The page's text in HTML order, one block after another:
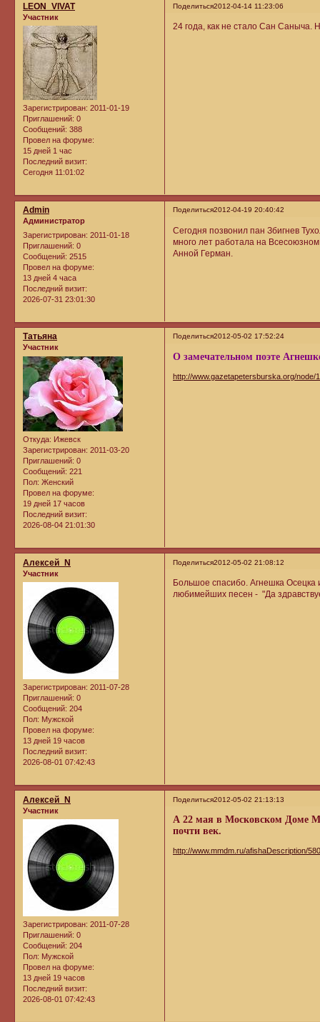
Поделиться2012-04-14 11:23:06
LEON_VIVAT
Участник
Зарегистрирован: 2011-01-19
Приглашений: 0
Сообщений: 388
Провел на форуме:
15 дней 1 час
Последний визит:
Сегодня 11:01:02
24 года, как не стало Сан Саныча.
Поделиться2012-04-19 20:40:42
Admin
Администратор
Зарегистрирован: 2011-01-18
Приглашений: 0
Сообщений: 2515
Провел на форуме:
13 дней 4 часа
Последний визит:
2026-07-31 23:01:30
Сегодня позвонил пан Збигнев
много лет работала на
Анной Герман.
Поделиться2012-05-02 17:52:24
Татьяна
Участник
Откуда: Ижевск
Зарегистрирован: 2011-03-20
Приглашений: 0
Сообщений: 221
Пол: Женский
Провел на форуме:
19 дней 17 часов
Последний визит:
2026-08-04 21:01:30
О замечательном поэте
http://www.gazetapetersburska.org/node/
Поделиться2012-05-02 21:08:12
Алексей_N
Участник
Зарегистрирован: 2011-07-28
Приглашений: 0
Сообщений: 204
Пол: Мужской
Провел на форуме:
13 дней 19 часов
Последний визит:
2026-08-01 07:42:43
Большое спасибо. Агнешка Осецка
любимейших песен - "Да
Поделиться2012-05-02 21:13:13
Алексей_N
Участник
Зарегистрирован: 2011-07-28
Приглашений: 0
Сообщений: 204
Пол: Мужской
Провел на форуме:
13 дней 19 часов
Последний визит:
2026-08-01 07:42:43
А 22 мая в Московском Доме
почти век.
http://www.mmdm.ru/afishaDescription/